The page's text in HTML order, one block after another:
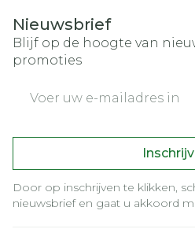
Nieuwsbrief
Blijf op de hoogte van
promoties
Door op inschrijven te klikken,
nieuwsbrief en gaat u akkoord